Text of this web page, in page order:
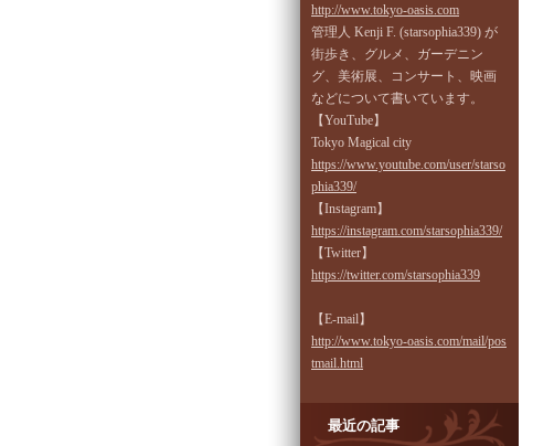
http://www.tokyo-oasis.com
管理人 Kenji F. (starsophia339) が
街歩き、グルメ、ガーデニン
グ、美術展、コンサート、映画
などについて書いています。
【YouTube】
Tokyo Magical city
https://www.youtube.com/user/starso
phia339/
【Instagram】
https://instagram.com/starsophia339/
【Twitter】
https://twitter.com/starsophia339
【E-mail】
http://www.tokyo-oasis.com/mail/pos
tmail.html
最近の記事